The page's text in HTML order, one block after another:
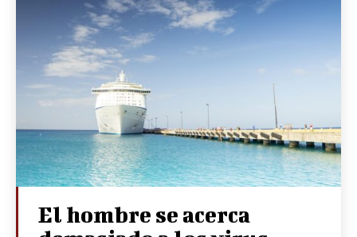
El hombre se acerca